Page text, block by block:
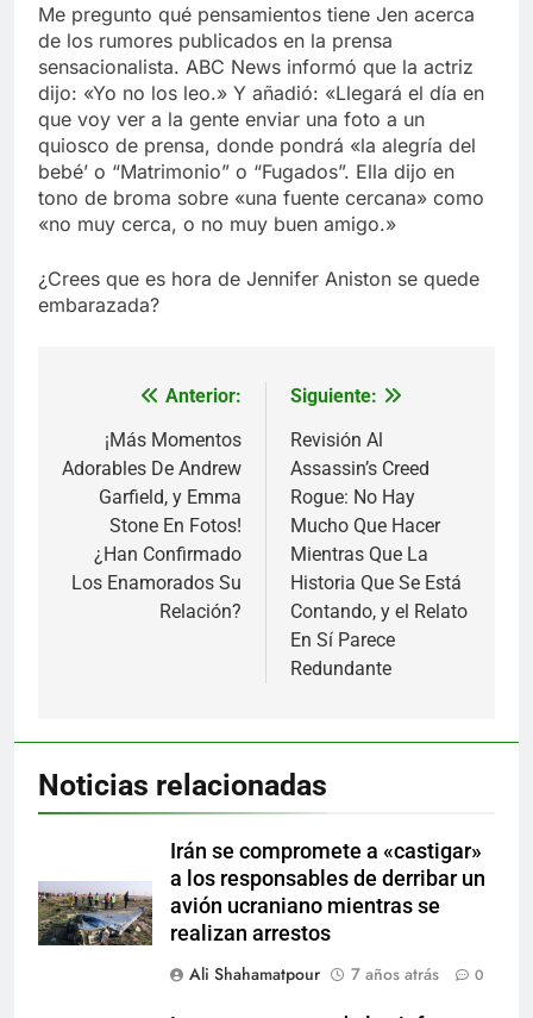
Me pregunto qué pensamientos tiene Jen acerca
de los rumores publicados en la prensa
sensacionalista. ABC News informó que la actriz
dijo: «Yo no los leo.» Y añadió: «Llegará el día en
que voy ver a la gente enviar una foto a un
quiosco de prensa, donde pondrá «la alegría del
bebé’ o “Matrimonio” o “Fugados”. Ella dijo en
tono de broma sobre «una fuente cercana» como
«no muy cerca, o no muy buen amigo.»
¿Crees que es hora de Jennifer Aniston se quede
embarazada?
Navegación
entradas
Anterior:
¡Más Momentos
Adorables De Andrew
Garfield, y Emma
Stone En Fotos!
¿Han Confirmado
Los Enamorados Su
Relación?
Siguiente:
Revisión Al
Assassin’s Creed
Rogue: No Hay
Mucho Que Hacer
Mientras Que La
Historia Que Se Está
Contando, y el Relato
En Sí Parece
Redundante
Noticias relacionadas
Irán se compromete a «castigar»
a los responsables de derribar un
avión ucraniano mientras se
realizan arrestos
Ali Shahamatpour
7 años atrás 0